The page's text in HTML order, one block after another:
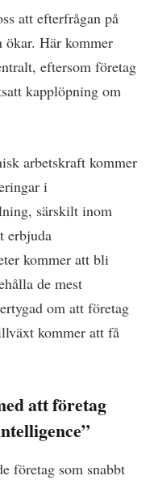
att efterfrågan på
ökar. Här kommer
eftersom företag
kapplöpning om
arbetskraft kommer
i
särskilt inom
erbjuda
kommer att bli
de mest
om att företag
kommer att få
att företag
företag som snabbt